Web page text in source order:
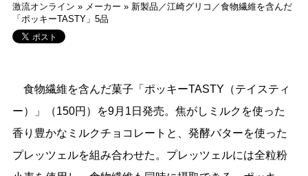
激流オンライン » メーカー » 新製品／江崎グリコ／食物繊維を含んだ
「ポッキーTASTY」5品
食物繊維を含んだ菓子「ポッキーTASTY（テイスティ
ー）」（150円）を9月1日発売。焦がしミルクを使った
香り豊かなミルクチョコレートと、発酵バターを使った
プレッツェルを組み合わせた。プレッツェルには全粒粉